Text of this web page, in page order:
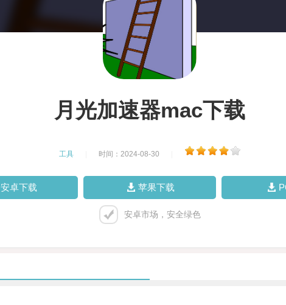
月光加速器mac下载
工具 时间：2024-08-30
安卓下载 苹果下载
安卓市场，安全绿色